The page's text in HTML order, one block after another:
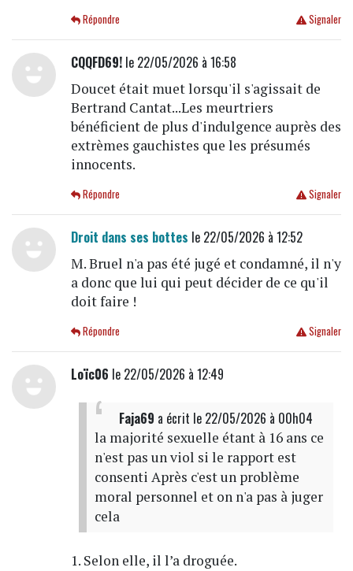
Signaler
Répondre
CQQFD69!le 22/05/2026 à 16:58
Doucet était muet lorsqu'il s'agissait de
Bertrand Cantat...Les meurtriers
bénéficient de plus d'indulgence auprès des
extrèmes gauchistes que les présumés
innocents.
Signaler
Répondre
Droit dans ses bottes le 22/05/2026 à 12:52
M. Bruel n'a pas été jugé et condamné, il n'y
a donc que lui qui peut décider de ce qu'il
doit faire !
Signaler
Répondre
Loïc06 le 22/05/2026 à 12:49
Faja69 a écrit le 22/05/2026 à 00h04
la majorité sexuelle étant à 16 ans ce
n'est pas un viol si le rapport est
consenti Après c'est un problème
moral personnel et on n'a pas à juger
cela
1. Selon elle, il l’a droguée.